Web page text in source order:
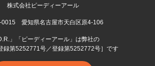
株式会社ピーディーアール
0015 愛知県名古屋市天白区原4-106
」「ピーディーアール」は弊社の
録第5252771号／登録第5252772号］です